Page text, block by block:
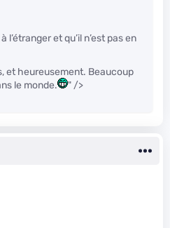
l’étranger et qu’il n’est pas en
et heureusement. Beaucoup
le monde.
" />